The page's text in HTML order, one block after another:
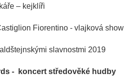
– kejklíři
Fiorentino - vlajková show
slavnostmi 2019
- koncert středověké hudby